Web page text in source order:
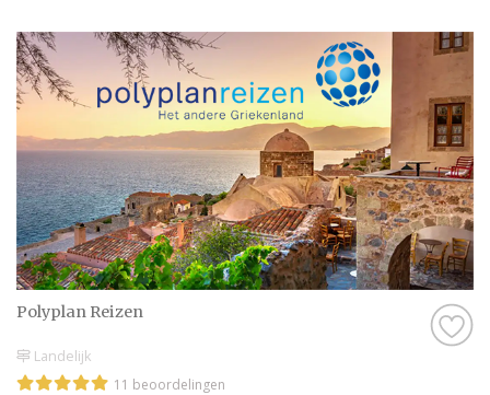
Polyplan Reizen
Landelijk
11 beoordelingen